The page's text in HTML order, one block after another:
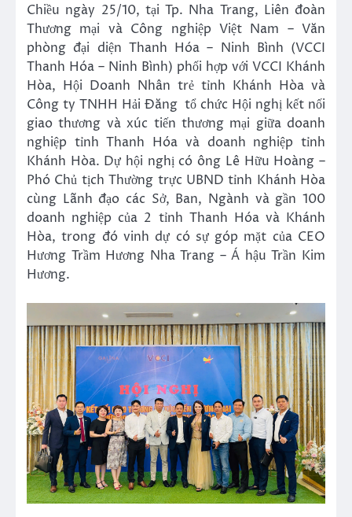
Chiều ngày 25/10, tại Tp. Nha Trang, Liên đoàn
Thương mại và Công nghiệp Việt Nam – Văn
phòng đại diện Thanh Hóa – Ninh Bình (VCCI
Thanh Hóa – Ninh Bình) phối hợp với VCCI Khánh
Hòa, Hội Doanh Nhân trẻ tỉnh Khánh Hòa và
Công ty TNHH Hải Đăng tổ chức Hội nghị kết nối
giao thương và xúc tiến thương mại giữa doanh
nghiệp tỉnh Thanh Hóa và doanh nghiệp tỉnh
Khánh Hòa. Dự hội nghị có ông Lê Hữu Hoàng –
Phó Chủ tịch Thường trực UBND tỉnh Khánh Hòa
cùng Lãnh đạo các Sở, Ban, Ngành và gần 100
doanh nghiệp của 2 tỉnh Thanh Hóa và Khánh
Hòa, trong đó vinh dự có sự góp mặt của CEO
Hương Trầm Hương Nha Trang – Á hậu Trần Kim
Hương.